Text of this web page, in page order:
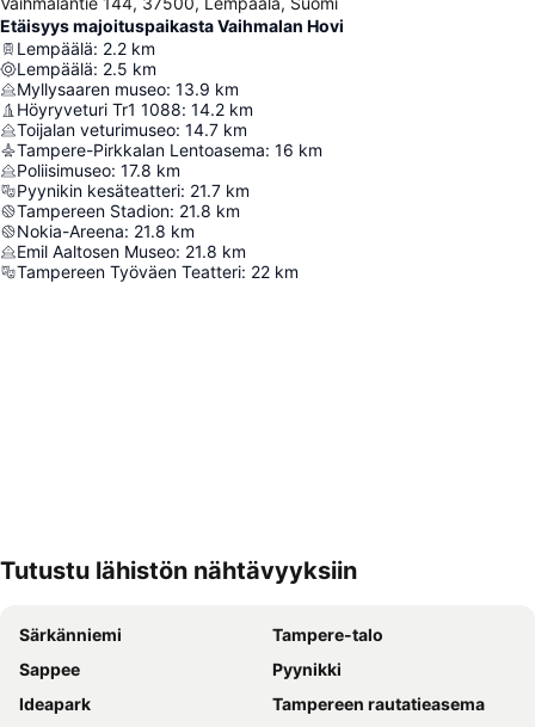
Etäisyys majoituspaikasta Vaihmalan Hovi
Lempäälä: 2.2 km
Lempäälä: 2.5 km
Myllysaaren museo: 13.9 km
Höyryveturi Tr1 1088: 14.2 km
Toijalan veturimuseo: 14.7 km
Tampere-Pirkkalan Lentoasema: 16 km
Poliisimuseo: 17.8 km
Pyynikin kesäteatteri: 21.7 km
Tampereen Stadion: 21.8 km
Nokia-Areena: 21.8 km
Emil Aaltosen Museo: 21.8 km
Tampereen Työväen Teatteri: 22 km
Tutustu lähistön nähtävyyksiin
Särkänniemi
Tampere-talo
Sappee
Pyynikki
Ideapark
Tampereen rautatieasema